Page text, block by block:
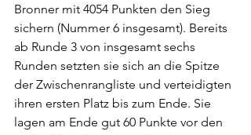
Bronner mit 4054 Punkten den Sieg
sichern (Nummer 6 insgesamt). Bereits
ab Runde 3 von insgesamt sechs
Runden setzten sie sich an die Spitze
der Zwischenrangliste und verteidigten
ihren ersten Platz bis zum Ende. Sie
lagen am Ende gut 60 Punkte vor den